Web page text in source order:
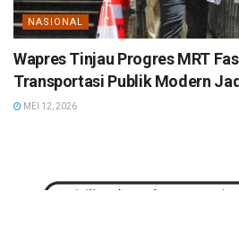
NASIONAL
Wapres Tinjau Progres MRT
Transportasi Publik Modern
MEI 12, 2026